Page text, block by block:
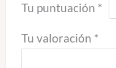
Tu puntuación *
Tu valoración *